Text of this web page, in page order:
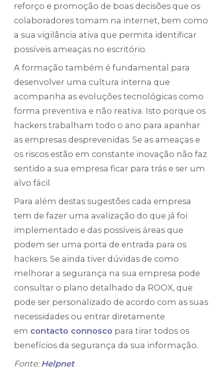
reforço e promoção de boas decisões que os
colaboradores tomam na internet, bem como
a sua vigilância ativa que permita identificar
possíveis ameaças no escritório.
A formação também é fundamental para
desenvolver uma cultura interna que
acompanha as evoluções tecnológicas como
forma preventiva e não reativa. Isto porque os
hackers trabalham todo o ano para apanhar
as empresas desprevenidas. Se as ameaças e
os riscos estão em constante inovação não faz
sentido a sua empresa ficar para trás e ser um
alvo fácil.
Para além destas sugestões cada empresa
tem de fazer uma avalização do que já foi
implementado e das possíveis áreas que
podem ser uma porta de entrada para os
hackers. Se ainda tiver dúvidas de como
melhorar a segurança na sua empresa pode
consultar o plano detalhado da ROOX, que
pode ser personalizado de acordo com as suas
necessidades ou entrar diretamente
em contacto connosco para tirar todos os
benefícios da segurança da sua informação.
Fonte: Helpnet